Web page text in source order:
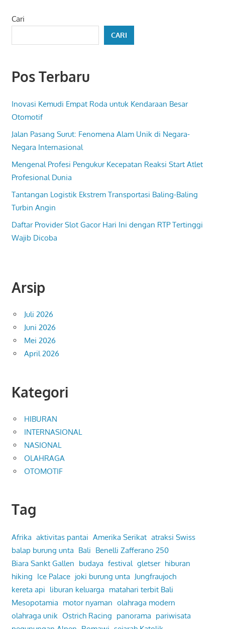
Cari
CARI
Pos Terbaru
Inovasi Kemudi Empat Roda untuk Kendaraan Besar
Otomotif
Jalan Pasang Surut: Fenomena Alam Unik di Negara-
Negara Internasional
Mengenal Profesi Pengukur Kecepatan Reaksi Start Atlet
Profesional Dunia
Tantangan Logistik Ekstrem Transportasi Baling-Baling
Turbin Angin
Daftar Provider Slot Gacor Hari Ini dengan RTP Tertinggi
Wajib Dicoba
Arsip
Juli 2026
Juni 2026
Mei 2026
April 2026
Kategori
HIBURAN
INTERNASIONAL
NASIONAL
OLAHRAGA
OTOMOTIF
Tag
Afrika aktivitas pantai Amerika Serikat atraksi Swiss
balap burung unta Bali Benelli Zafferano 250
Biara Sankt Gallen budaya festival gletser hiburan
hiking Ice Palace joki burung unta Jungfraujoch
kereta api liburan keluarga matahari terbit Bali
Mesopotamia motor nyaman olahraga modern
olahraga unik Ostrich Racing panorama pariwisata